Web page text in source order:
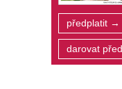
předplatit →
darovat